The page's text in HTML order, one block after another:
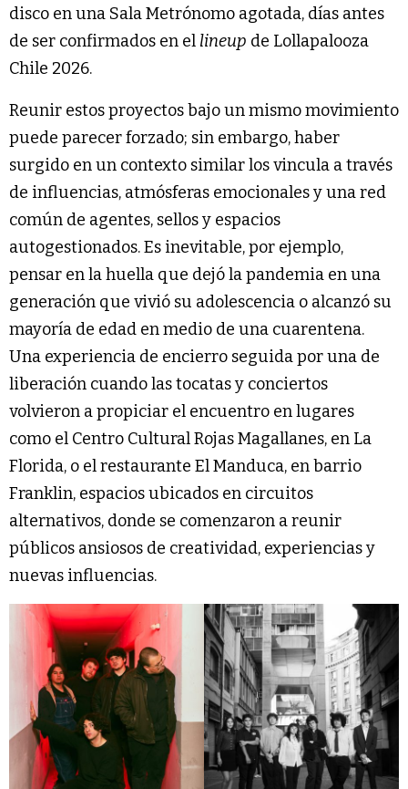
disco en una Sala Metrónomo agotada, días antes
de ser confirmados en el lineup de Lollapalooza
Chile 2026.
Reunir estos proyectos bajo un mismo movimiento
puede parecer forzado; sin embargo, haber
surgido en un contexto similar los vincula a través
de influencias, atmósferas emocionales y una red
común de agentes, sellos y espacios
autogestionados. Es inevitable, por ejemplo,
pensar en la huella que dejó la pandemia en una
generación que vivió su adolescencia o alcanzó su
mayoría de edad en medio de una cuarentena.
Una experiencia de encierro seguida por una de
liberación cuando las tocatas y conciertos
volvieron a propiciar el encuentro en lugares
como el Centro Cultural Rojas Magallanes, en La
Florida, o el restaurante El Manduca, en barrio
Franklin, espacios ubicados en circuitos
alternativos, donde se comenzaron a reunir
públicos ansiosos de creatividad, experiencias y
nuevas influencias.